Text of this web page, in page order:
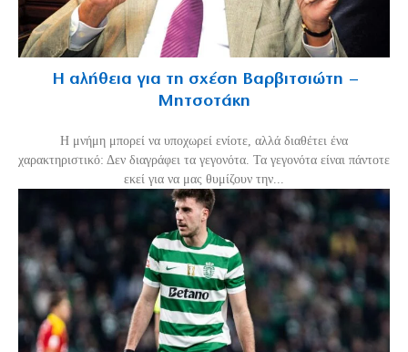
Η αλήθεια για τη σχέση Βαρβιτσιώτη –
Μητσοτάκη
H μνήμη μπορεί να υποχωρεί ενίοτε, αλλά διαθέτει ένα
χαρακτηριστικό: Δεν διαγράφει τα γεγονότα. Τα γεγονότα είναι πάντοτε
εκεί για να μας θυμίζουν την...